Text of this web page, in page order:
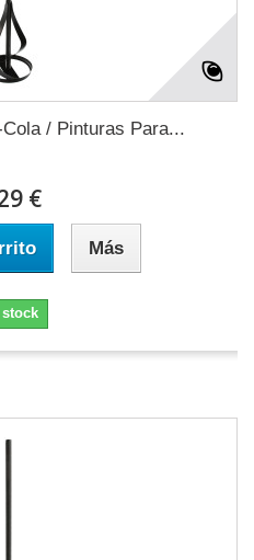
/ Pinturas Para...
€
Más
stock